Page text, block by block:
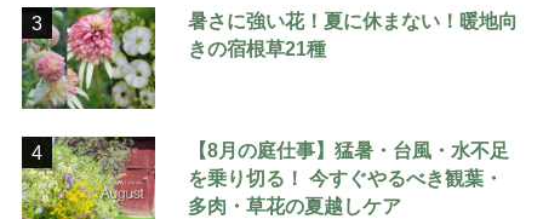
3
暑さに強い花！夏に休まない！暖地向
きの宿根草21種
4
【8月の庭仕事】猛暑・台風・水不足
を乗り切る！ 今すぐやるべき観葉・
多肉・草花の夏越しケア